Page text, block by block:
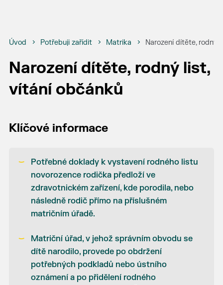
Úvod Potřebuji zařídit Matrika Narození dítěte, rodný
Narození dítěte, rodný list,
vítání občánků
Klíčové informace
Potřebné doklady k vystavení rodného listu
novorozence rodička předloží ve
zdravotnickém zařízení, kde porodila, nebo
následně rodič přímo na příslušném
matričním úřadě.
Matriční úřad, v jehož správním obvodu se
dítě narodilo, provede po obdržení
potřebných podkladů nebo ústního
oznámení a po přidělení rodného